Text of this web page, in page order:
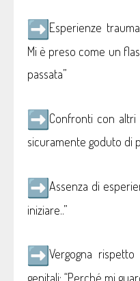
Esperienze
Mi è preso come un
passata”
Confronti con
sicuramente goduto di
Assenza di
iniziare..”
Vergogna
genitali: “Perché mi